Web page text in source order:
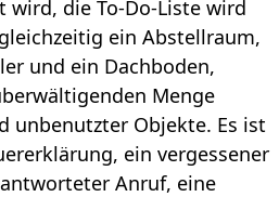
wird, die To-Do-Liste wird
ein Abstellraum,
und ein Dachboden,
Menge
unbenutzter Objekte. Es ist
ein vergessener
Anruf, eine